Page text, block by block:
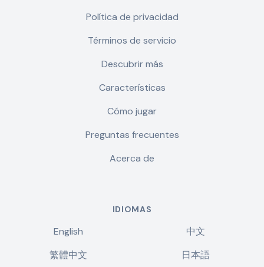
Política de privacidad
Términos de servicio
Descubrir más
Características
Cómo jugar
Preguntas frecuentes
Acerca de
IDIOMAS
English
中文
繁體中文
日本語